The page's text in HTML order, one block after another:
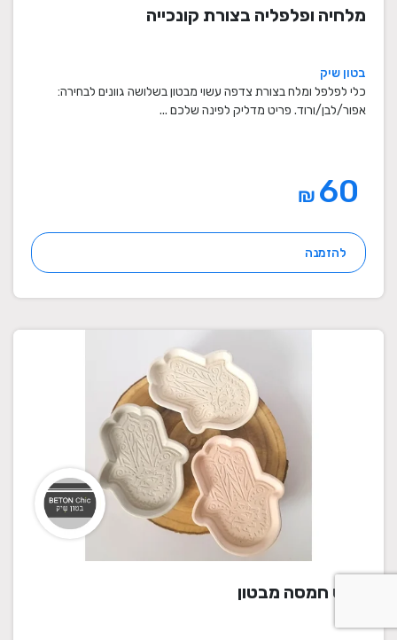
מלחיה ופלפליה בצורת קונכייה
בטון שיק
כלי לפלפל ומלח בצורת צדפה עשוי מבטון בשלושה גוונים לבחירה:
אפור/לבן/ורוד. פריט מדליק לפינה שלכם ...
₪
להזמנה
מגש חמסה מבטון